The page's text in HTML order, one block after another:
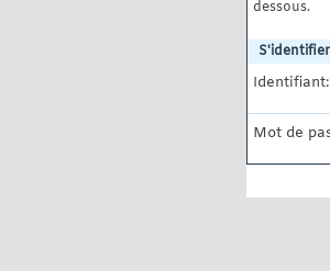
dessous.
S'identifier
Identifiant:
Mot de